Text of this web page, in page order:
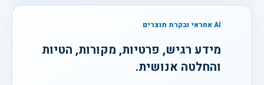
AI אחראי ובקרת תוצרים
מידע רגיש, פרטיות, מקורות, הטיות
והחלטה אנושית.